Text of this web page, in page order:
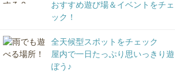
おすすめ遊び場＆イベントをチェ
ック！
全天候型スポットをチェック
屋内で一日たっぷり思いっきり遊
ぼう♪